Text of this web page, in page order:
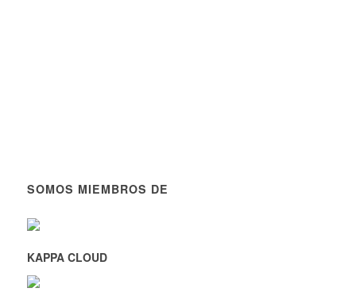
SOMOS MIEMBROS DE
KAPPA CLOUD